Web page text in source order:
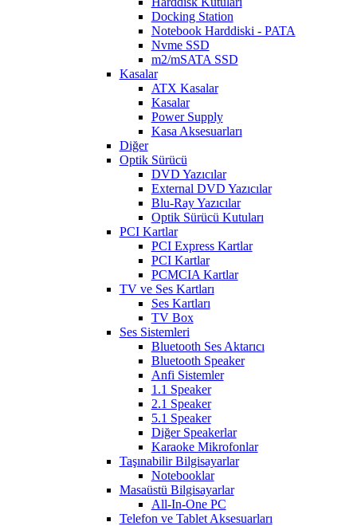
Docking Station
Notebook Harddiski - PATA
Nvme SSD
m2/mSATA SSD
Kasalar
ATX Kasalar
Kasalar
Power Supply
Kasa Aksesuarları
Diğer
Optik Sürücü
DVD Yazıcılar
External DVD Yazıcılar
Blu-Ray Yazıcılar
Optik Sürücü Kutuları
PCI Kartlar
PCI Express Kartlar
PCI Kartlar
PCMCIA Kartlar
TV ve Ses Kartları
Ses Kartları
TV Box
Ses Sistemleri
Bluetooth Ses Aktarıcı
Bluetooth Speaker
Anfi Sistemler
1.1 Speaker
2.1 Speaker
5.1 Speaker
Diğer Speakerlar
Karaoke Mikrofonlar
Taşınabilir Bilgisayarlar
Notebooklar
Masaüstü Bilgisayarlar
All-In-One PC
Telefon ve Tablet Aksesuarları